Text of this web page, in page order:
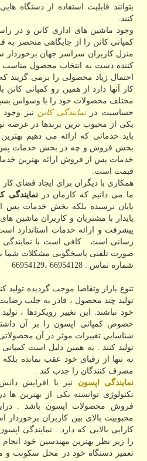
بتوانند قابلیت استفاده از دستگاه
کنند.
وجود ماشین های اداری کانن و در
کمپانی کانن را از جایگاهی منحصر
منزل کاربران سراسر جهان
کننده دست به انتخاب محصول مناسب
احتمال زیاد محصولی را برمی گزیند
کار آنها دارد از همین رو کمپانی
مختلف محصولات خود را با وسواس
حساسیت درنمایندگی کانن نیز وجود
یکی از محبوب ترین برندها در عرصه
باید خدماتی که ارائه می دهیم
بخش فروش و چه در بخش خدمات پس
خدمات پس از فروش ارائه بهترین
قیمت است.
همکاری با دیگران برای ایجاد فضای
ما می دانیم که کارمان درنمایندگی
پایان نرسیده بلکه بخش خدمات پس
پایدار با مشتریان و کاربران ماشین
پیشرفت و ارائه خدمات استاندارد
رسانی است . کافی است با نمایندگی
صورت تلفنی پاسخگویی مشکلات شما
شماره تماس : 66954128 ،66954129
تنوع بازار وتقاضا موجب گرديده توليد
توليد چند محصول ، قادر به جلب
خود نباشند. اين تغيير رويكردها ،
خصوص کمپانی اپسون را بر آن
شناسايي تغييرات موثر در آن
تولید کنند . به همين دليل است
نه تنها از رقبای خود عقب نمانده
مصرف کنندگان را جذب کند .
نمایندگی اپسون نیز با افزایش
تکنولوژی توانسته یکی از بهترین
فروش محصولات اپسون باشد .
محبوبیت بالای بین کاربران
کارایی بالایی که دارد . نمایندگی
را زیر نظر بهترین مهندسین خود
تعمیر دستگاه خود در محل سکونت و